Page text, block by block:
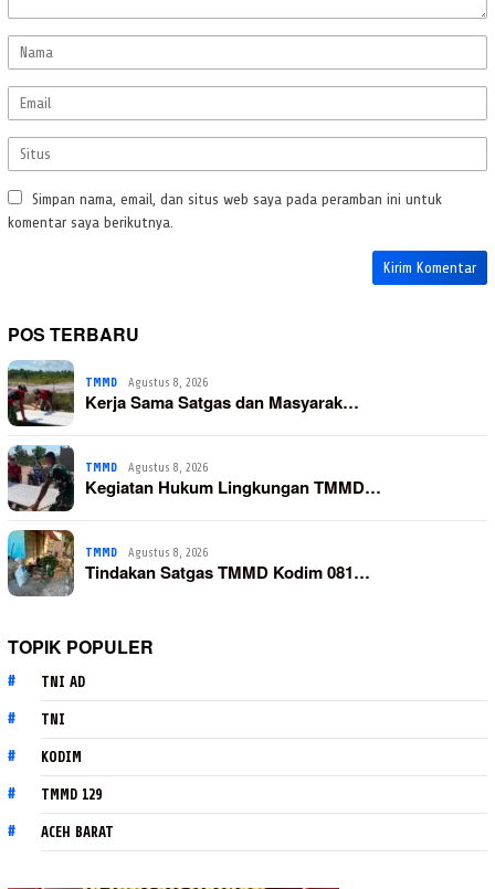
Simpan nama, email, dan situs web saya pada peramban ini untuk
komentar saya berikutnya.
POS TERBARU
TMMD Agustus 8, 2026
Kerja Sama Satgas dan Masyarak…
TMMD Agustus 8, 2026
Kegiatan Hukum Lingkungan TMMD…
TMMD Agustus 8, 2026
Tindakan Satgas TMMD Kodim 081…
TOPIK POPULER
TNI AD
TNI
KODIM
TMMD 129
ACEH BARAT